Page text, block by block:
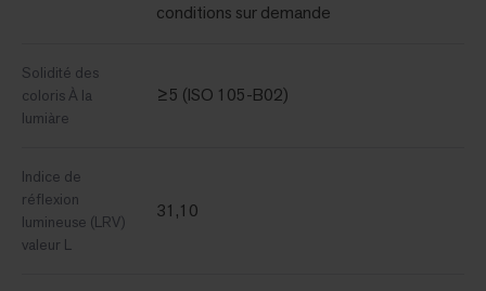
conditions sur demande
Solidité des
coloris À la
lumiàre
≥5 (ISO 105-B02)
Indice de
réflexion
lumineuse (LRV)
valeur L
31,10